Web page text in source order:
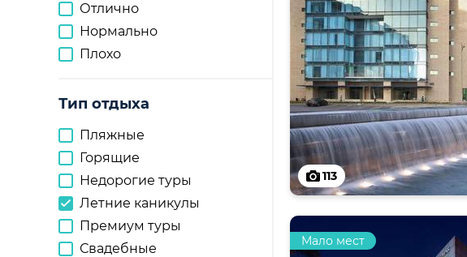
Отлично
Нормально
Плохо
Тип отдыха
Пляжные
Горящие
Недорогие туры
Летние каникулы
Премиум туры
Свадебные
113
Мало мест